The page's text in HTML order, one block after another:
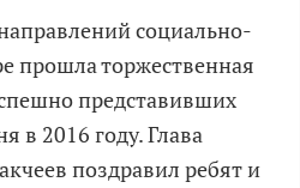
социально-
прошла торжественная
представивших
в 2016 году. Глава
поздравил ребят и